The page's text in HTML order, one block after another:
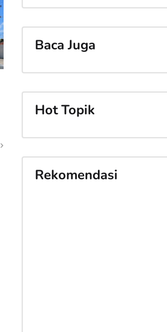
Baca Juga
Hot Topik
Rekomendasi